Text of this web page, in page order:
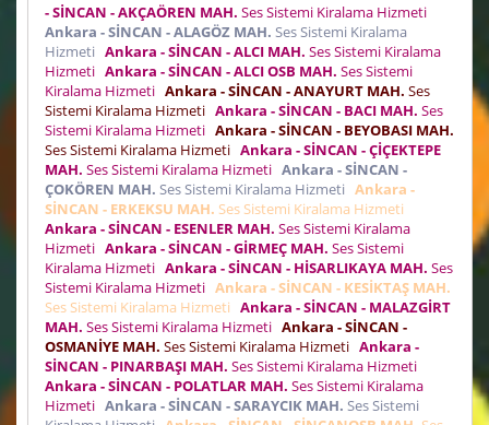
- SİNCAN - AKÇAÖREN MAH. Ses Sistemi Kiralama Hizmeti
Ankara - SİNCAN - ALAGÖZ MAH. Ses Sistemi Kiralama
Hizmeti Ankara - SİNCAN - ALCI MAH. Ses Sistemi Kiralama
Hizmeti Ankara - SİNCAN - ALCI OSB MAH. Ses Sistemi
Kiralama Hizmeti Ankara - SİNCAN - ANAYURT MAH. Ses
Sistemi Kiralama Hizmeti Ankara - SİNCAN - BACI MAH. Ses
Sistemi Kiralama Hizmeti Ankara - SİNCAN - BEYOBASI MAH.
Ses Sistemi Kiralama Hizmeti Ankara - SİNCAN - ÇİÇEKTEPE
MAH. Ses Sistemi Kiralama Hizmeti Ankara - SİNCAN -
ÇOKÖREN MAH. Ses Sistemi Kiralama Hizmeti Ankara -
SİNCAN - ERKEKSU MAH. Ses Sistemi Kiralama Hizmeti
Ankara - SİNCAN - ESENLER MAH. Ses Sistemi Kiralama
Hizmeti Ankara - SİNCAN - GİRMEÇ MAH. Ses Sistemi
Kiralama Hizmeti Ankara - SİNCAN - HİSARLIKAYA MAH. Ses
Sistemi Kiralama Hizmeti Ankara - SİNCAN - KESİKTAŞ MAH.
Ses Sistemi Kiralama Hizmeti Ankara - SİNCAN - MALAZGİRT
MAH. Ses Sistemi Kiralama Hizmeti Ankara - SİNCAN -
OSMANİYE MAH. Ses Sistemi Kiralama Hizmeti Ankara -
SİNCAN - PINARBAŞI MAH. Ses Sistemi Kiralama Hizmeti
Ankara - SİNCAN - POLATLAR MAH. Ses Sistemi Kiralama
Hizmeti Ankara - SİNCAN - SARAYCIK MAH. Ses Sistemi